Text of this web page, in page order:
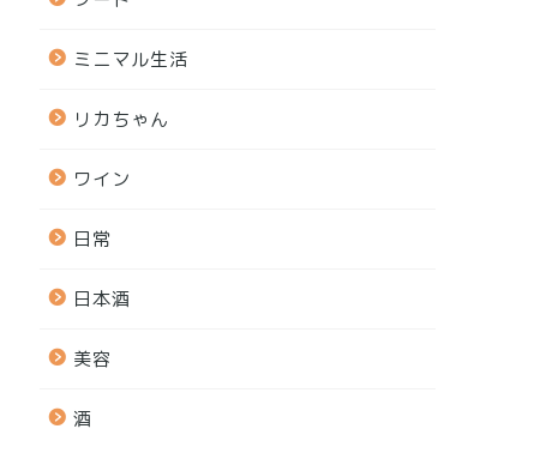
ミニマル生活
リカちゃん
ワイン
日常
日本酒
美容
酒